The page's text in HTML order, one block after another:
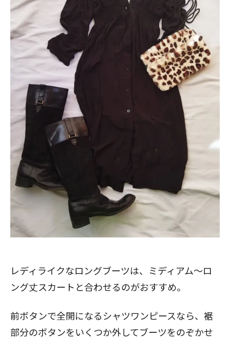
レディライクなロングブーツは、ミディアム～ロ
ング丈スカートと合わせるのがおすすめ。
前ボタンで全開になるシャツワンピースなら、裾
部分のボタンをいくつか外してブーツをのぞかせ